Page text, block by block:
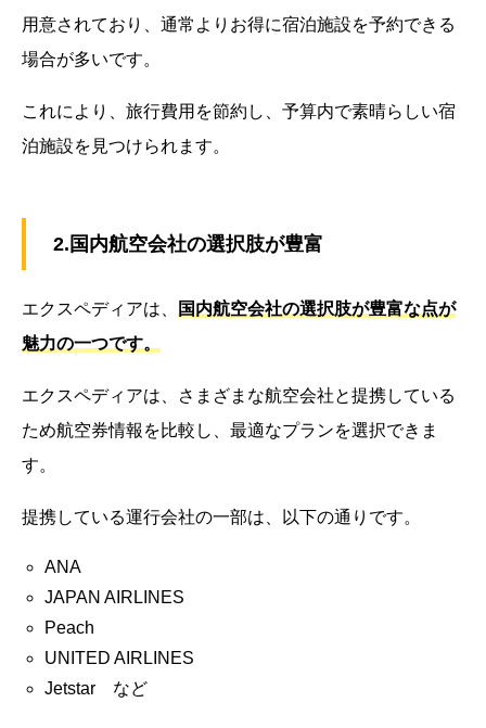
用意されており、通常よりお得に宿泊施設を予約できる
場合が多いです。
これにより、旅行費用を節約し、予算内で素晴らしい宿
泊施設を見つけられます。
2.国内航空会社の選択肢が豊富
エクスペディアは、
国内航空会社の選択肢が豊富な点が
魅力の一つです。
エクスペディアは、さまざまな航空会社と提携している
ため航空券情報を比較し、最適なプランを選択できま
す。
提携している運行会社の一部は、以下の通りです。
ANA
JAPAN AIRLINES
Peach
UNITED AIRLINES
Jetstar など